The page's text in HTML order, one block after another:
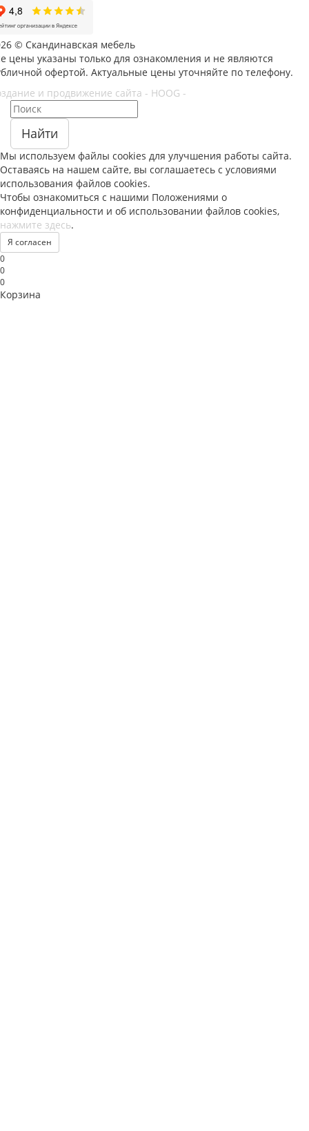
© Скандинавская мебель
цены указаны только для ознакомления и не являются
офертой. Актуальные цены уточняйте по телефону.
и продвижение сайта - HOOG -
Найти
Мы используем файлы cookies для улучшения работы сайта.
Оставаясь на нашем сайте, вы соглашаетесь с условиями
использования файлов cookies.
Чтобы ознакомиться с нашими Положениями о
конфиденциальности и об использовании файлов cookies,
нажмите здесь.
Я согласен
0
0
0
Корзина